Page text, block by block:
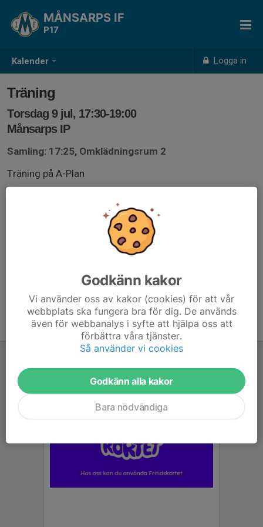
Kalender Logga in
MÅNSARPS IF
P17
Träning
Torsdag 9 jul, 17:30-19:00
Månsarps IP
Samling: 17:25, Omklädningsrum 2
Träning på A-Plan
Samling sker i omklädningsrummet.
Godkänn kakor
Vi använder oss av kakor (cookies) för att vår
webbplats ska fungera bra för dig. De används
även för webbanalys i syfte att hjälpa oss att
förbättra våra tjänster.
Så använder vi cookies
Godkänn alla kakor
Bara nödvändiga